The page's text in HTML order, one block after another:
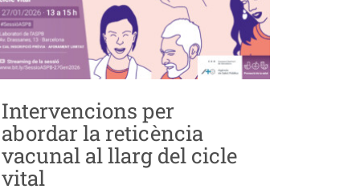
Intervencions per
abordar la reticència
vacunal al llarg del cicle
vital